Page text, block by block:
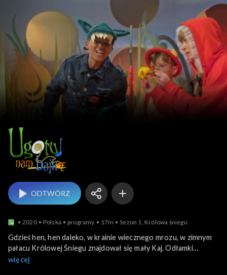
ODTWÓRZ
2020 Polska programy 17m Sezon 1, Królowa śniegu
Gdzieś hen, hen daleko, w krainie wiecznego mrozu, w zimnym
pałacu Królowej Śniegu znajdował się mały Kaj. Odłamki
lodowego zwierciadła utknęły tak głęboko w jego oku i sercu,
więcej